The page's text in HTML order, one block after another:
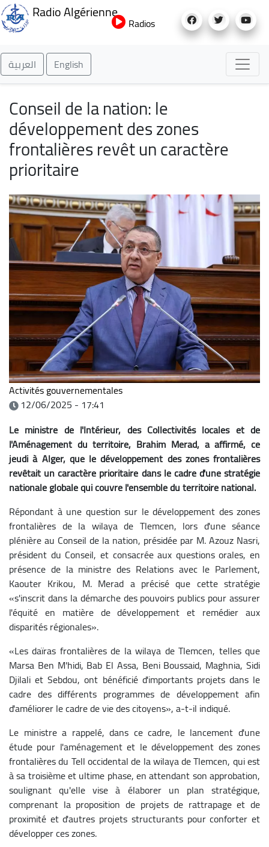
au
Radio Algérienne
Radios
العربية English
Conseil de la nation: le
développement des zones
frontalières revêt un caractère
prioritaire
Activités gouvernementales
12/06/2025 - 17:41
Le ministre de l'Intérieur, des Collectivités locales et de
l'Aménagement du territoire, Brahim Merad, a affirmé, ce
jeudi à Alger, que le développement des zones frontalières
revêtait un caractère prioritaire dans le cadre d'une stratégie
nationale globale qui couvre l'ensemble du territoire national.
Répondant à une question sur le développement des zones
frontalières de la wilaya de Tlemcen, lors d'une séance
plénière au Conseil de la nation, présidée par M. Azouz Nasri,
président du Conseil, et consacrée aux questions orales, en
présence de la ministre des Relations avec le Parlement,
Kaouter Krikou, M. Merad a précisé que cette stratégie
«s'inscrit dans la démarche des pouvoirs publics pour assurer
l'équité en matière de développement et remédier aux
disparités régionales».
«Les daïras frontalières de la wilaya de Tlemcen, telles que
Marsa Ben M'hidi, Bab El Assa, Beni Boussaid, Maghnia, Sidi
Djilali et Sebdou, ont bénéficié d'importants projets dans le
cadre des différents programmes de développement afin
d'améliorer le cadre de vie des citoyens», a-t-il indiqué.
Le ministre a rappelé, dans ce cadre, le lancement d'une
étude pour l'aménagement et le développement des zones
frontalières du Tell occidental de la wilaya de Tlemcen, qui est
à sa troisième et ultime phase, en attendant son approbation,
soulignant qu'elle vise à élaborer un plan stratégique,
comprenant la proposition de projets de rattrapage et de
proximité et d'autres projets structurants pour conforter et
développer ces zones.